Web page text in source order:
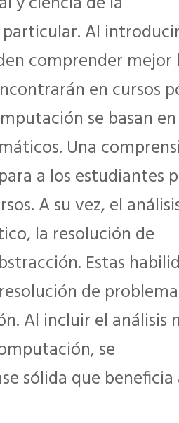
Al
comprender mejor
en cursos
se basan en
Una
a los estudiantes
A su vez, el
la resolución de
Estas
de
Al incluir el
se
sólida que